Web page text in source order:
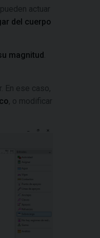
actuar
del cuerpo
magnitud
En ese caso,
, o modificar